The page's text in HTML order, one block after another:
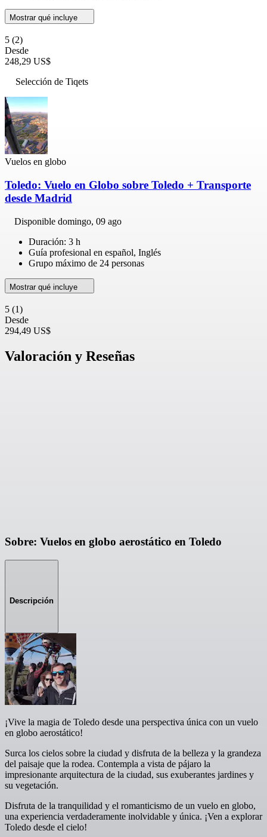
Mostrar qué incluye
5 (2)
Desde
248,29 US$
Selección de Tiqets
Vuelos en globo
Toledo: Vuelo en Globo sobre Toledo + Transporte
desde Madrid
Disponible domingo, 09 ago
Duración: 3 h
Guía profesional en español, Inglés
Grupo máximo de 24 personas
Mostrar qué incluye
5 (1)
Desde
294,49 US$
Valoración y Reseñas
Sobre: Vuelos en globo aerostático en Toledo
Descripción
¡Vive la magia de Toledo desde una perspectiva única con un vuelo
en globo aerostático!
Surca los cielos sobre la ciudad y disfruta de la belleza y la grandeza
del paisaje que la rodea. Contempla a vista de pájaro la
impresionante arquitectura de la ciudad, sus exuberantes jardines y
su vegetación.
Disfruta de la tranquilidad y el romanticismo de un vuelo en globo,
una experiencia verdaderamente inolvidable y única. ¡Ven a explorar
Toledo desde el cielo!